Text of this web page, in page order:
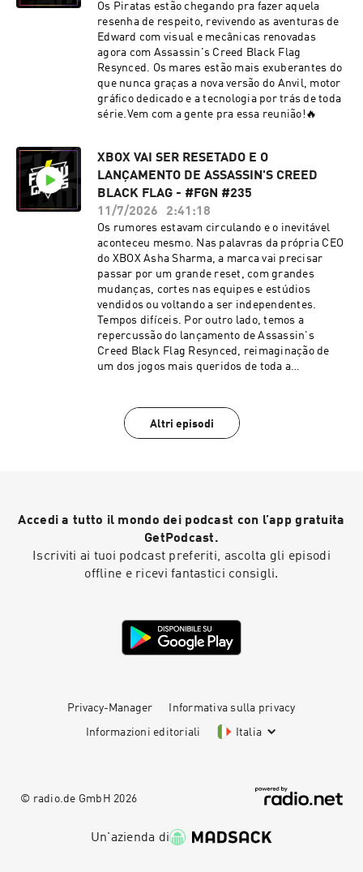
Os Piratas estão chegando pra fazer aquela
resenha de respeito, revivendo as aventuras de
Edward com visual e mecânicas renovadas
agora com Assassin's Creed Black Flag
Resynced. Os mares estão mais exuberantes do
que nunca graças a nova versão do Anvil, motor
gráfico dedicado e a tecnologia por trás de toda
série.Vem com a gente pra essa reunião!🔥
XBOX VAI SER RESETADO E O
LANÇAMENTO DE ASSASSIN'S CREED
BLACK FLAG - #FGN #235
11/7/2026
2:41:18
Os rumores estavam circulando e o inevitável
aconteceu mesmo. Nas palavras da própria CEO
do XBOX Asha Sharma, a marca vai precisar
passar por um grande reset, com grandes
mudanças, cortes nas equipes e estúdios
vendidos ou voltando a ser independentes.
Tempos difíceis. Por outro lado, temos a
repercussão do lançamento de Assassin's
Creed Black Flag Resynced, reimaginação de
um dos jogos mais queridos de toda a
Altri episodi
Accedi a tutto il mondo dei podcast con l’app gratuita
GetPodcast.
Iscriviti ai tuoi podcast preferiti, ascolta gli episodi
offline e ricevi fantastici consigli.
Privacy-Manager Informativa sulla privacy
Informazioni editoriali Italia
© radio.de GmbH 2026
Un'azienda di